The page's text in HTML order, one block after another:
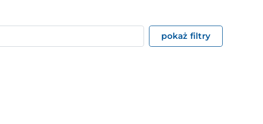
pokaż filtry